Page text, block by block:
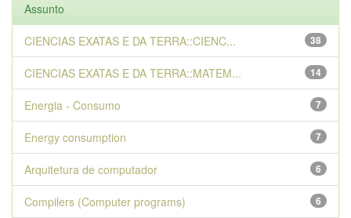
Assunto
38
CIENCIAS EXATAS E DA TERRA::CIENC...
14
CIENCIAS EXATAS E DA TERRA::MATEM...
7
Energia - Consumo
7
Energy consumption
6
Arquitetura de computador
6
Compilers (Computer programs)